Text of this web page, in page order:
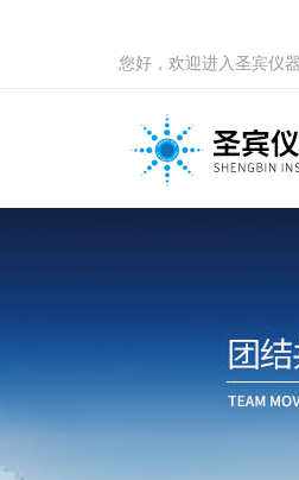
您好，欢迎进入圣宾仪